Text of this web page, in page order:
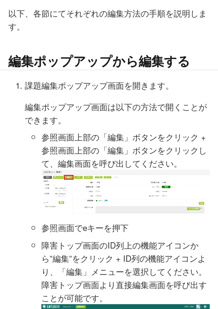
以下、各節にてそれぞれの編集方法の手順を説明しま
す。
編集ポップアップから編集する
課題編集ポップアップ画面を開きます。
編集ポップアップ画面は以下の方法で開くことが
できます。
参照画面上部の「編集」ボタンをクリック +
参照画面上部の「編集」ボタンをクリックし
て、編集画面を呼び出してください。
参照画面でeキーを押下
障害トップ画面のID列上の機能アイコンか
ら”編集”をクリック + ID列の機能アイコンよ
り、「編集」メニューを選択してください。
障害トップ画面より直接編集画面を呼び出す
ことが可能です。